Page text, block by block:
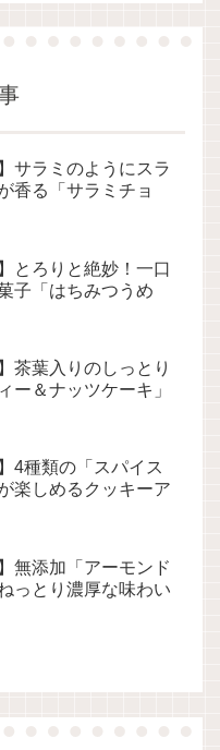
サラミのようにスラ
香る「サラミチョ
とろりと絶妙！一口
子「はちみつうめ
茶葉入りのしっとり
ー＆ナッツケーキ」
4種類の「スパイス
楽しめるクッキーア
無添加「アーモンド
っとり濃厚な味わい